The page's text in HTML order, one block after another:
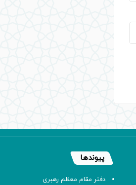
پیوندها
دفتر مقام معظم رهبری